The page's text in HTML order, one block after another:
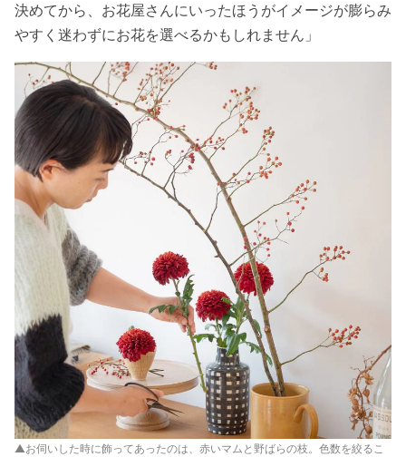
決めてから、お花屋さんにいったほうがイメージが膨らみ
やすく迷わずにお花を選べるかもしれません」
▲お伺いした時に飾ってあったのは、赤いマムと野ばらの枝。色数を絞るこ